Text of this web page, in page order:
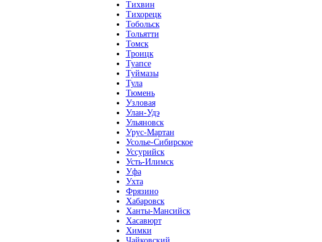
Тихвин
Тихорецк
Тобольск
Тольятти
Томск
Троицк
Туапсе
Туймазы
Тула
Тюмень
Узловая
Улан-Удэ
Ульяновск
Урус-Мартан
Усолье-Сибирское
Уссурийск
Усть-Илимск
Уфа
Ухта
Фрязино
Хабаровск
Ханты-Мансийск
Хасавюрт
Химки